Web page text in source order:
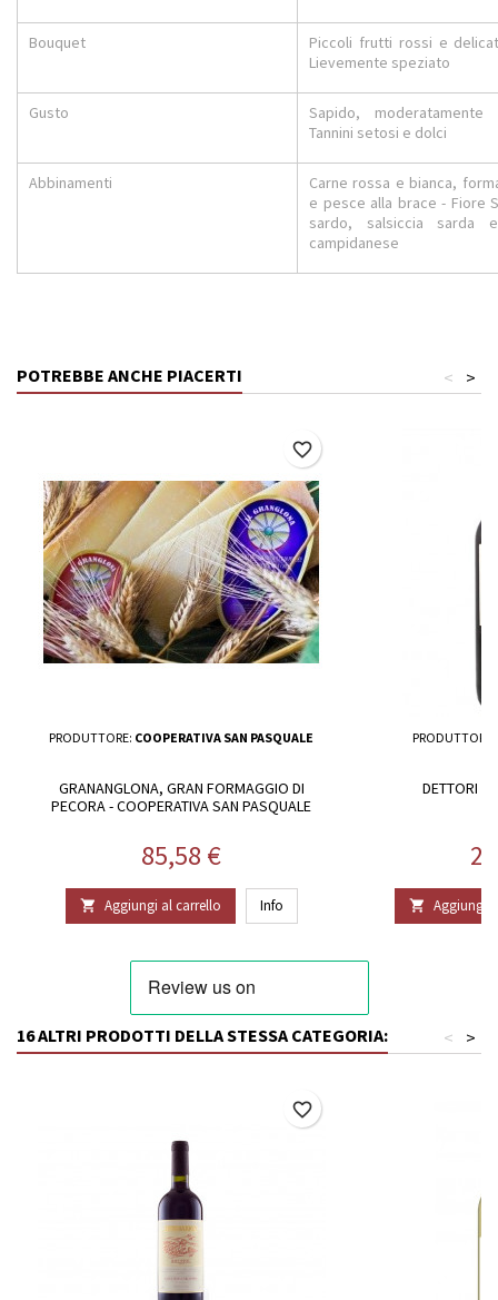
Bouquet
Piccoli frutti rossi e
Lievemente speziato
Gusto
Sapido,
Tannini setosi e dolci
Abbinamenti
Carne rossa e bianca,
e pesce alla brace - Fiore
sardo, salsiccia sarda
campidanese
POTREBBE ANCHE PIACERTI >
<
PRODUTTORE: COOPERATIVA SAN PASQUALE
GRANANGLONA, GRAN FORMAGGIO DI
PECORA - COOPERATIVA SAN PASQUALE
Prezzo
85,58 €
 Aggiungi al carrello Info
favorite_border
PRODUTTORE:
DETTORI
 Aggiungi
16 ALTRI PRODOTTI DELLA STESSA CATEGORIA: >
<
favorite_border